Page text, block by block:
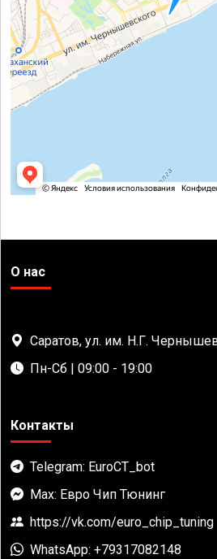
О нас
Саратов, ул. им. Н.Г.
Пн-Сб | 09:00 - 19:00
Контакты
Telegram: EuroCT_bot
Max: Евро Чип Тюнинг
https://vk.com/euro_chip_tuning
WhatsApp: +79317082148